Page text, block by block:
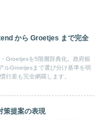
から Groetjes まで完全
Groetjesを5階層辞典化。政府銀
ルGroetjesまで選び分け基準を明
行差も完全網羅します。
策提案の表現